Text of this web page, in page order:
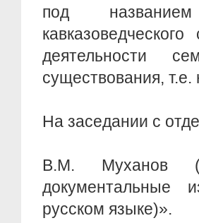
под
деятельности
существования, т.е.
На заседании с
В.М. Муханов
документальные
русском языке)».